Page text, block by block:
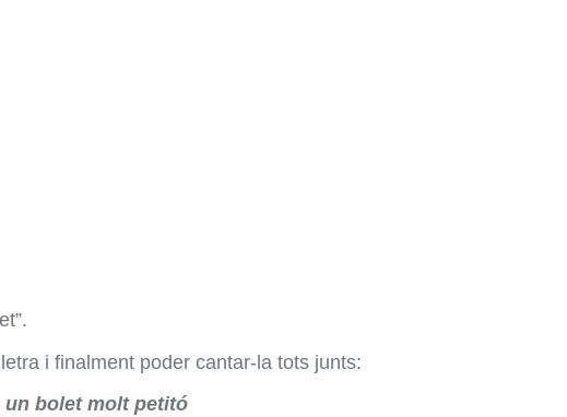
i finalment poder cantar-la tots junts:
un bolet molt petitó